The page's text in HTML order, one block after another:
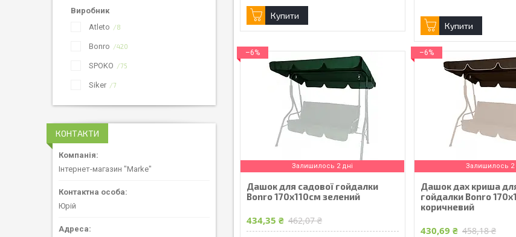
Купити
Купити
–6%
Залишилось 2 дні
Дашок для садової гойдалки
Bonro 170x110см зелений
434,35 ₴ 462,07 ₴
–6%
Залишилось 2
Дашок дах криша
гойдалки Bonro
коричневий
430,69 ₴ 458,18 ₴
Виробник
Atleto
8
Bonro 420
SPOKO 75
Siker 7
КОНТАКТИ
Інтернет-магазин "Marke"
Юрій